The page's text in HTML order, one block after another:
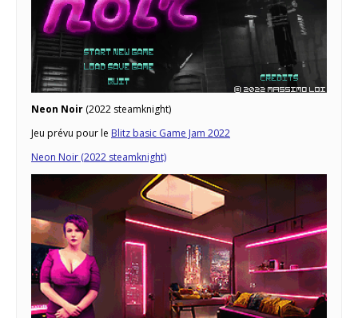
Neon Noir (2022 steamknight)
Jeu prévu pour le Blitz basic Game Jam 2022
Neon Noir (2022 steamknight)